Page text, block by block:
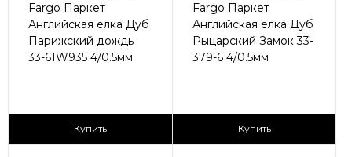
Fargo Паркет
Английская ёлка Дуб
Парижский дождь
33-61W935 4/0.5мм
2
Купить
Fargo Паркет
Английская ёлка Дуб
Рыцарский Замок 33-
379-6 4/0.5мм
2
Купить